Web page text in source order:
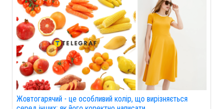
Жовтогарячий - це особливий колір, що вирізняється